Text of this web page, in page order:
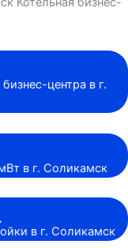
центра в г.
в г. Соликамск
в г. Соликамск